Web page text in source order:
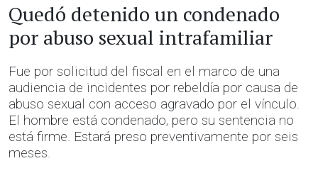
Quedó detenido un condenado
por abuso sexual intrafamiliar
Fue por solicitud del fiscal en el marco de una
audiencia de incidentes por rebeldía por causa de
abuso sexual con acceso agravado por el vínculo.
El hombre está condenado, pero su sentencia no
está firme. Estará preso preventivamente por seis
meses.